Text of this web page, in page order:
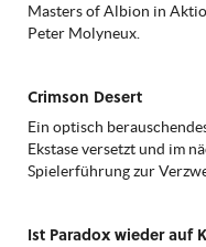
Masters of Albion in
Peter Molyneux.
Crimson Desert
Ein optisch
Ekstase versetzt und im
Spielerführung zur
Ist Paradox wieder auf